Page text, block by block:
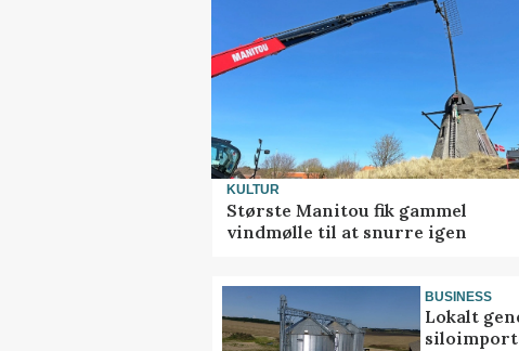
KULTUR
Største Manitou fik gammel
vindmølle til at snurre igen
BUSINESS
Lokalt